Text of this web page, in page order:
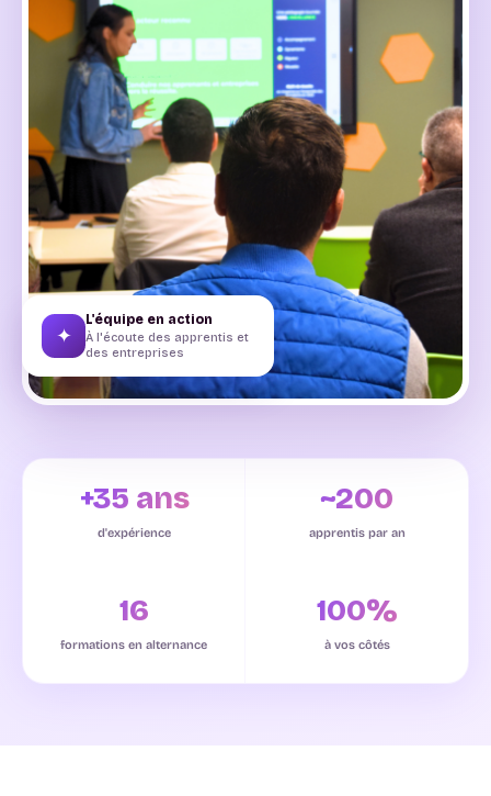
✦
L'équipe en action
À l'écoute des apprentis et
des entreprises
+35 ans
d'expérience
~200
apprentis par an
16
formations en alternance
100%
à vos côtés